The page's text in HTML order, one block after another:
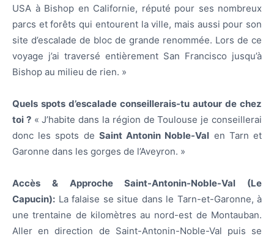
USA à Bishop en Californie, réputé pour ses nombreux
parcs et forêts qui entourent la ville, mais aussi pour son
site d’escalade de bloc de grande renommée. Lors de ce
voyage j’ai traversé entièrement San Francisco jusqu’à
Bishop au milieu de rien. »
Quels spots d’escalade conseillerais-tu autour de chez
toi ?« J’habite dans la région de Toulouse je conseillerai
donc les spots de Saint Antonin Noble-Val en Tarn et
Garonne dans les gorges de l’Aveyron. »
Accès & Approche Saint-Antonin-Noble-Val (Le
Capucin): La falaise se situe dans le Tarn-et-Garonne, à
une trentaine de kilomètres au nord-est de Montauban.
Aller en direction de Saint-Antonin-Noble-Val puis se